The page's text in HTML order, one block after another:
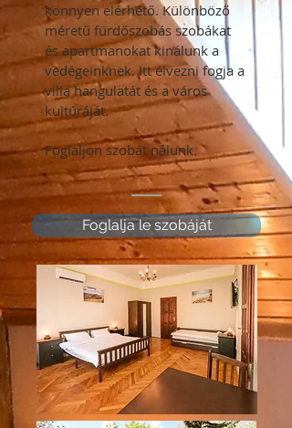
könnyen elérhető. Különböző
méretű fürdőszobás szobákat
és apartmanokat kinálunk a
vedégeinknek. Itt élvezni fogja a
villa hangulatát és a város
kultúráját.
Foglaljon szobát nálunk.
Foglalja le szobáját